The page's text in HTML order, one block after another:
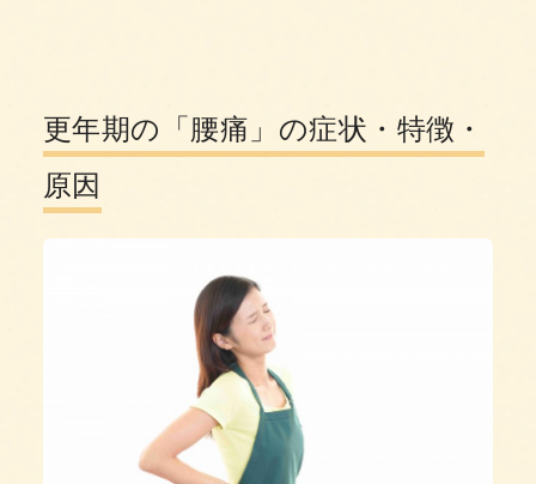
更年期の「腰痛」の症状・特徴・
原因